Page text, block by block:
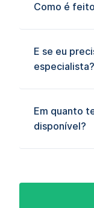
Como é
E se eu
especialista?
Em quanto
disponível?